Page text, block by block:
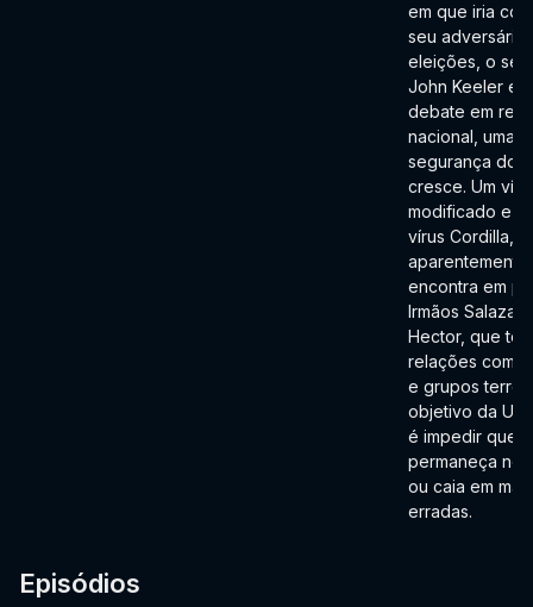
em que iria
seu adversário
eleições, o
John Keeler
debate em
nacional, uma
segurança dos
cresce. Um
modificado e
vírus Cordilla,
aparentemente
encontra em
Irmãos Salazar,
Hector, que
relações com
e grupos
objetivo da
é impedir que
permaneça no
ou caia em
erradas.
Episódios